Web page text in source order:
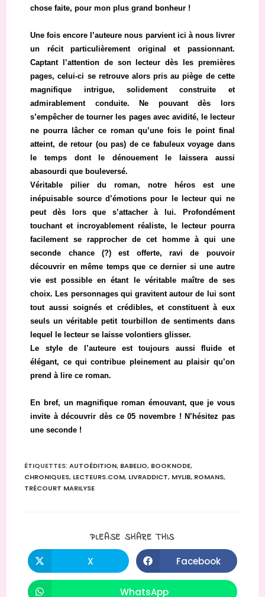
chose faite, pour mon plus grand bonheur !
Une fois encore l’auteure nous parvient ici à nous livrer
un récit particulièrement original et passionnant.
Captant l’attention de son lecteur dès les premières
pages, celui-ci se retrouve alors pris au piège de cette
magnifique intrigue, solidement construite et
admirablement conduite. Ne pouvant dès lors
s’empêcher de tourner les pages avec avidité, le lecteur
ne pourra lâcher ce roman qu’une fois le point final
atteint, de retour (ou pas) de ce fabuleux voyage dans
le temps dont le dénouement le laissera aussi
abasourdi que bouleversé.
Véritable pilier du roman, notre héros est une
inépuisable source d’émotions pour le lecteur qui ne
peut dès lors que s’attacher à lui. Profondément
touchant et incroyablement réaliste, le lecteur pourra
facilement se rapprocher de cet homme à qui une
seconde chance (?) est offerte, ravi de pouvoir
découvrir en même temps que ce dernier si une autre
vie est possible en étant le véritable maître de ses
choix. Les personnages qui gravitent autour de lui sont
tout aussi soignés et crédibles, et constituent à eux
seuls un véritable petit tourbillon de sentiments dans
lequel le lecteur se laisse volontiers glisser.
Le style de l’auteure est toujours aussi fluide et
élégant, ce qui contribue pleinement au plaisir qu’on
prend à lire ce roman.
En bref, un magnifique roman émouvant, que je vous
invite à découvrir dès ce 05 novembre ! N’hésitez pas
une seconde !
ÉTIQUETTES:AUTOÉDITION, BABELIO, BOOKNODE,
CHRONIQUES, LECTEURS.COM, LIVRADDICT, MYLIB, ROMANS,
TRÉCOURT MARILYSE
PLEASE SHARE THIS
X
Facebook
WhatsApp